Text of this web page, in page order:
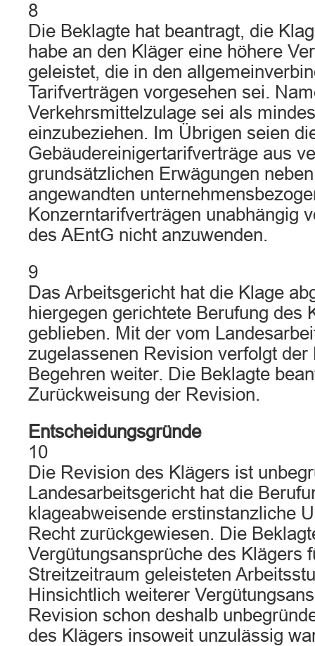
8
Die Beklagte hat beantragt, die
habe an den Kläger eine höhere
geleistet, die in den
Tarifverträgen vorgesehen sei.
Verkehrsmittelzulage sei als
einzubeziehen. Im Übrigen seien
Gebäudereinigertarifverträge aus
grundsätzlichen Erwägungen
angewandten
Konzerntarifverträgen unabhängig
des AEntG nicht anzuwenden.
9
Das Arbeitsgericht hat die Klage
hiergegen gerichtete Berufung des
geblieben. Mit der vom
zugelassenen Revision verfolgt der
Begehren weiter. Die Beklagte
Zurückweisung der Revision.
Entscheidungsgründe
10
Die Revision des Klägers ist
Landesarbeitsgericht hat die
klageabweisende erstinstanzliche
Recht zurückgewiesen. Die
Vergütungsansprüche des Klägers
Streitzeitraum geleisteten
Hinsichtlich weiterer
Revision schon deshalb
des Klägers insoweit unzulässig